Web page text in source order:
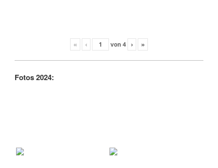
« ‹ von 4 › »
Fotos 2024: